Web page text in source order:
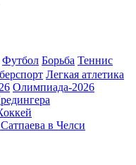
Футбол Борьба Теннис
Легкая атлетика
Олимпиада-2026
в Челси